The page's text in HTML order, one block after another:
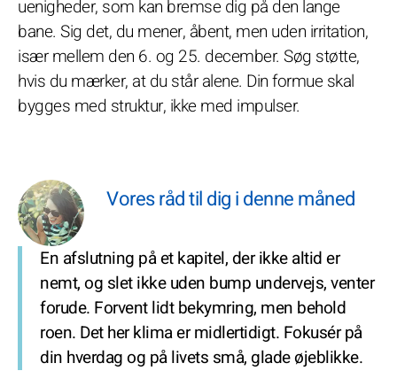
uenigheder, som kan bremse dig på den lange
bane. Sig det, du mener, åbent, men uden irritation,
især mellem den 6. og 25. december. Søg støtte,
hvis du mærker, at du står alene. Din formue skal
bygges med struktur, ikke med impulser.
Vores råd til dig i denne måned
En afslutning på et kapitel, der ikke altid er
nemt, og slet ikke uden bump undervejs, venter
forude. Forvent lidt bekymring, men behold
roen. Det her klima er midlertidigt. Fokusér på
din hverdag og på livets små, glade øjeblikke.